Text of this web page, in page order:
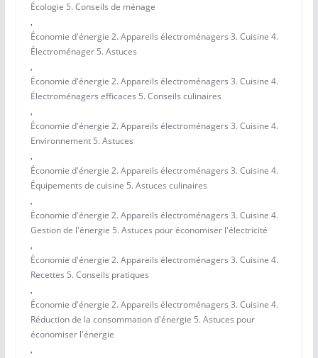
Écologie 5. Conseils de ménage
,
Économie d'énergie 2. Appareils électroménagers 3. Cuisine 4.
Électroménager 5. Astuces
,
Économie d'énergie 2. Appareils électroménagers 3. Cuisine 4.
Électroménagers efficaces 5. Conseils culinaires
,
Économie d'énergie 2. Appareils électroménagers 3. Cuisine 4.
Environnement 5. Astuces
,
Économie d'énergie 2. Appareils électroménagers 3. Cuisine 4.
Équipements de cuisine 5. Astuces culinaires
,
Économie d'énergie 2. Appareils électroménagers 3. Cuisine 4.
Gestion de l'énergie 5. Astuces pour économiser l'électricité
,
Économie d'énergie 2. Appareils électroménagers 3. Cuisine 4.
Recettes 5. Conseils pratiques
,
Économie d'énergie 2. Appareils électroménagers 3. Cuisine 4.
Réduction de la consommation d'énergie 5. Astuces pour
économiser l'énergie
,